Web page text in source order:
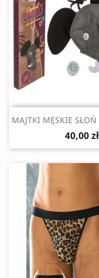
Szybki
MAJTKI MĘSKIE
40,00 zł